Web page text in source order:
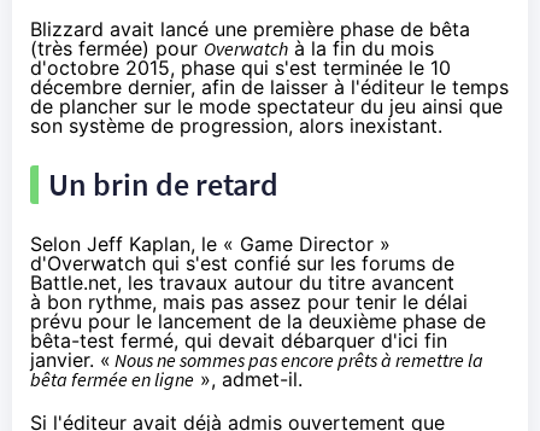
Blizzard avait lancé une première phase de bêta
(très fermée) pour Overwatch à la fin du mois
d'octobre 2015, phase qui s'est terminée le 10
décembre dernier, afin de laisser à l'éditeur le temps
de plancher sur le mode spectateur du jeu ainsi que
son système de progression, alors inexistant.
Un brin de retard
Selon Jeff Kaplan, le « Game Director »
d'Overwatch qui s'est confié sur les forums de
Battle.net, les travaux autour du titre avancent
à bon rythme, mais pas assez pour tenir le délai
prévu pour le lancement de la deuxième phase de
bêta-test fermé, qui devait débarquer d'ici fin
janvier. « Nous ne sommes pas encore prêts à remettre la
bêta fermée en ligne », admet-il.
Si l'éditeur avait déjà admis ouvertement que